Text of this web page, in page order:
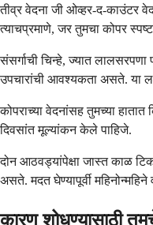
तीव्र वेदना जी ओव्हर-द-काउंटर
त्याचप्रमाणे, जर तुमचा कोपर
संसर्गाची चिन्हे, ज्यात
उपचारांची आवश्यकता असते. या
कोपराच्या वेदनांसह तुमच्या
दिवसांत मूल्यांकन केले पाहिजे.
दोन आठवड्यांपेक्षा जास्त काळ
असते. मदत घेण्यापूर्वी
कारण शोधण्यासाठी